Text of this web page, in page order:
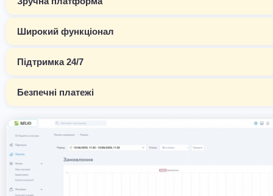
Широкий функціонал
Підтримка 24/7
Безпечні платежі